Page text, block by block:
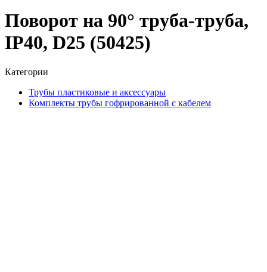
Поворот на 90° труба-труба,
IP40, D25 (50425)
Категории
Трубы пластиковые и аксессуары
Комплекты трубы гофрированной с кабелем